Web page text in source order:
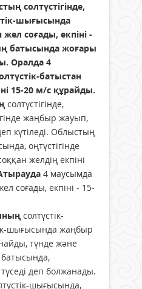
солтүстігінде,
шығысында
жел соғады, екпіні -
батысында жоғары
Оралда 4
батыстан
15-20 м/с құрайды.
солтүстігінде,
жаңбыр жауып,
күтіледі. Облыстың
оңтүстігінде
желдің екпіні
4 маусымда
соғады, екпіні - 15-
солтүстік-
шығысында жаңбыр
түнде және
деп болжанады.
шығысында,